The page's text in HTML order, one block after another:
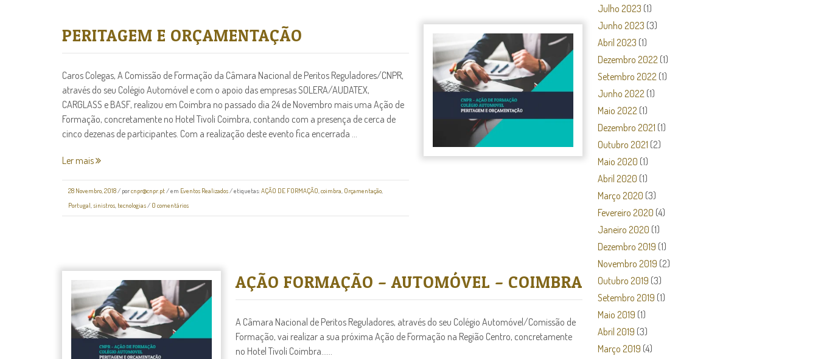
PERITAGEM E ORÇAMENTAÇÃO
Caros Colegas, A Comissão de Formação da Câmara Nacional de Peritos Reguladores/CNPR,
através do seu Colégio Automóvel e com o apoio das empresas SOLERA/AUDATEX,
CARGLASS e BASF, realizou em Coimbra no passado dia 24 de Novembro mais uma Ação de
Formação, concretamente no Hotel Tivoli Coimbra, contando com a presença de cerca de
cinco dezenas de participantes. Com a realização deste evento fica encerrada ...
Ler mais
28 Novembro, 2018 / porcnpr@cnpr.pt / em Eventos Realizados / etiquetas:AÇÃO DE FORMAÇÃO ,coimbra Orçamentação
Portugal ,sinistros tecnologias / 0 comentários
AÇÃO FORMAÇÃO – AUTOMÓVEL – COIMBRA
A Câmara Nacional de Peritos Reguladores, através do seu Colégio Automóvel/Comissão de
Formação, vai realizar a sua próxima Ação de Formação na Região Centro, concretamente
no Hotel Tivoli Coimbra......
Julho 2023 (1)
Junho 2023 (3)
Abril 2023 (1)
Dezembro 2022 (1)
Setembro 2022 (1)
Junho 2022 (1)
Maio 2022 (1)
Dezembro 2021 (1)
Outubro 2021 (2)
Maio 2020 (1)
Abril 2020 (1)
Março 2020 (3)
Fevereiro 2020 (4)
Janeiro 2020 (1)
Dezembro 2019 (1)
Novembro 2019 (2)
Outubro 2019 (3)
Setembro 2019 (1)
Maio 2019 (1)
Abril 2019 (3)
Março 2019 (4)